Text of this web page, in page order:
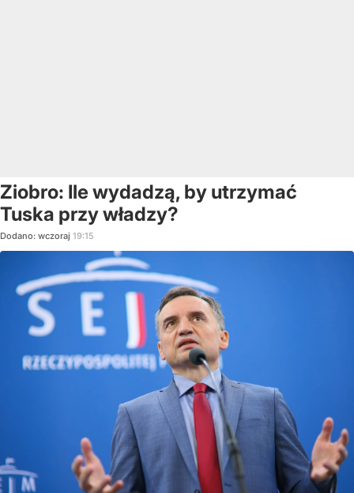
Ziobro: Ile wydadzą, by utrzymać
Tuska przy władzy?
Dodano: wczoraj 19:15